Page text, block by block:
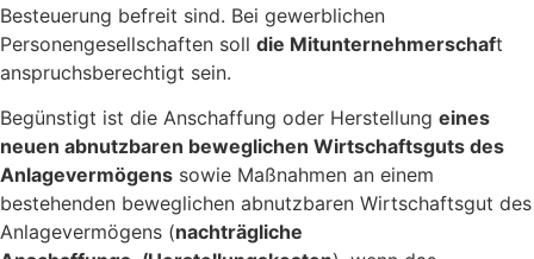
Besteuerung befreit sind. Bei gewerblichen
Personengesellschaften soll die Mitunternehmerschaft
anspruchsberechtigt sein.
Begünstigt ist die Anschaffung oder Herstellung eines
neuen abnutzbaren beweglichen Wirtschaftsguts des
Anlagevermögens sowie Maßnahmen an einem
bestehenden beweglichen abnutzbaren Wirtschaftsgut des
Anlagevermögens (nachträgliche